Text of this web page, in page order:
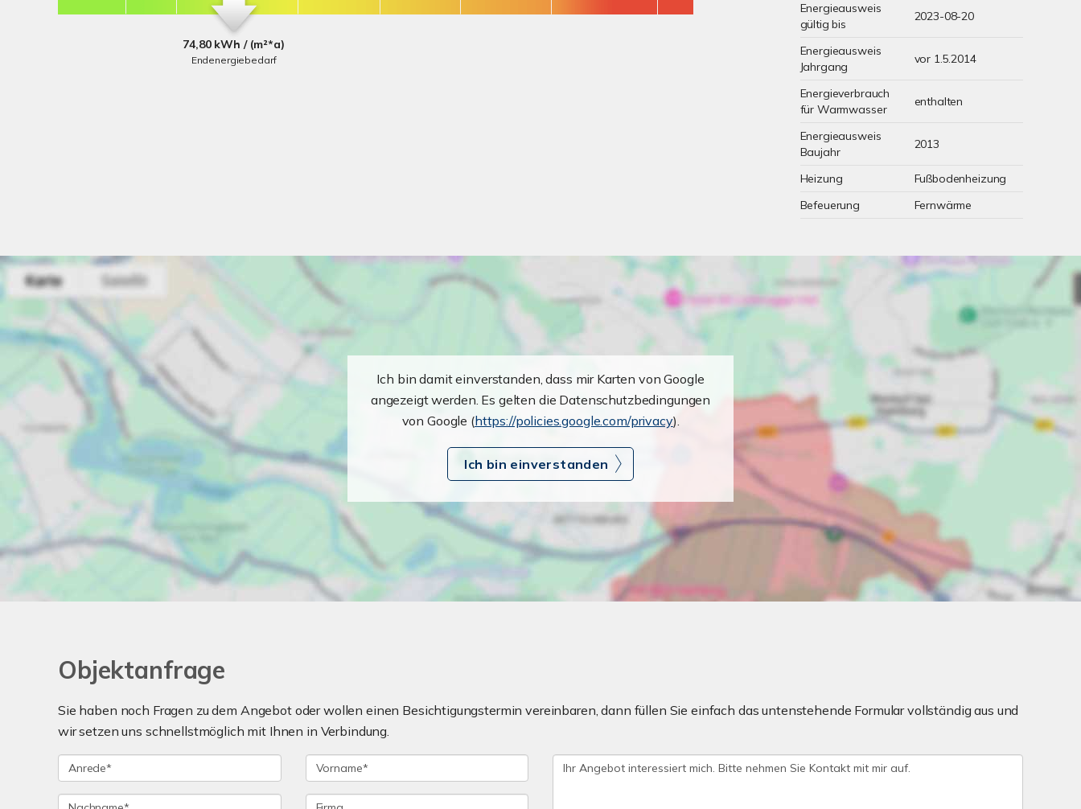
74,80 kWh / (m²*a)
Endenergiebedarf
Energieausweis
gültig bis
2023-08-20
Energieausweis
Jahrgang
vor 1.5.2014
Energieverbrauch
für Warmwasser
enthalten
Energieausweis
Baujahr
2013
Heizung
Fußbodenheizung
Befeuerung
Fernwärme
Ich bin damit einverstanden, dass mir Karten von Google
angezeigt werden. Es gelten die Datenschutzbedingungen
von Google (https://policies.google.com/privacy).
Ich bin einverstanden
Objektanfrage
Sie haben noch Fragen zu dem Angebot oder wollen einen Besichtigungstermin vereinbaren, dann füllen Sie einfach das untenstehende Formular vollständig aus und
wir setzen uns schnellstmöglich mit Ihnen in Verbindung.